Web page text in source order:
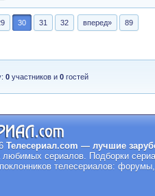
30 31 32 вперед» 89
0 участников и0 гостей
Телесериал.com — лучшие
сериалов. Подборки
телесериалов: